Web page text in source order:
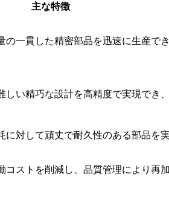
主な特徴
一貫した精密部品を迅速に生産で
い精巧な設計を高精度で実現でき
対して頑丈で耐久性のある部品を実
ストを削減し、品質管理により再